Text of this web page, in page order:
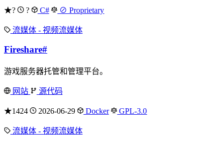
★? ? C# ⊘ Proprietary
流媒体 - 视频流媒体
Fireshare#
游戏服务器托管和管理平台。
网站 源代码
★1424 2026-06-29 Docker GPL-3.0
流媒体 - 视频流媒体